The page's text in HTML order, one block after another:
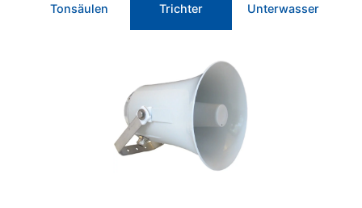
Tonsäulen Trichter Unterwasser